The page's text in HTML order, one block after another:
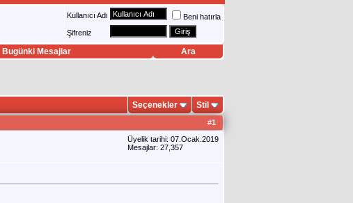
Kullanıcı Adı
Beni hatırla
Şifreniz
Bugünki Mesajlar Ara
Seçenekler Stil
#1
Üyelik tarihi: 07.Ocak.2019
Mesajlar: 27,357